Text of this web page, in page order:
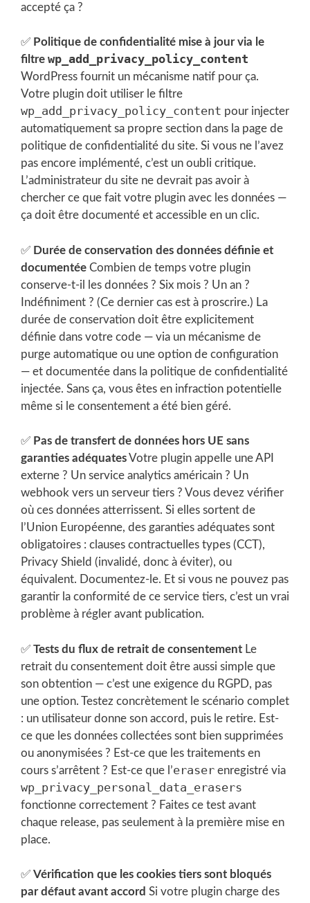
accepté ça ?
✅ Politique de confidentialité mise à jour via le
filtre wp_add_privacy_policy_content
WordPress fournit un mécanisme natif pour ça.
Votre plugin doit utiliser le filtre
wp_add_privacy_policy_content pour injecter
automatiquement sa propre section dans la page de
politique de confidentialité du site. Si vous ne l’avez
pas encore implémenté, c’est un oubli critique.
L’administrateur du site ne devrait pas avoir à
chercher ce que fait votre plugin avec les données —
ça doit être documenté et accessible en un clic.
✅ Durée de conservation des données définie et
documentée Combien de temps votre plugin
conserve-t-il les données ? Six mois ? Un an ?
Indéfiniment ? (Ce dernier cas est à proscrire.) La
durée de conservation doit être explicitement
définie dans votre code — via un mécanisme de
purge automatique ou une option de configuration
— et documentée dans la politique de confidentialité
injectée. Sans ça, vous êtes en infraction potentielle
même si le consentement a été bien géré.
✅ Pas de transfert de données hors UE sans
garanties adéquatesVotre plugin appelle une API
externe ? Un service analytics américain ? Un
webhook vers un serveur tiers ? Vous devez vérifier
où ces données atterrissent. Si elles sortent de
l’Union Européenne, des garanties adéquates sont
obligatoires : clauses contractuelles types (CCT),
Privacy Shield (invalidé, donc à éviter), ou
équivalent. Documentez-le. Et si vous ne pouvez pas
garantir la conformité de ce service tiers, c’est un vrai
problème à régler avant publication.
✅ Tests du flux de retrait de consentement Le
retrait du consentement doit être aussi simple que
son obtention — c’est une exigence du RGPD, pas
une option. Testez concrètement le scénario complet
: un utilisateur donne son accord, puis le retire. Est-
ce que les données collectées sont bien supprimées
ou anonymisées ? Est-ce que les traitements en
cours s’arrêtent ? Est-ce que l’eraser enregistré via
wp_privacy_personal_data_erasers
fonctionne correctement ? Faites ce test avant
chaque release, pas seulement à la première mise en
place.
✅ Vérification que les cookies tiers sont bloqués
par défaut avant accord Si votre plugin charge des